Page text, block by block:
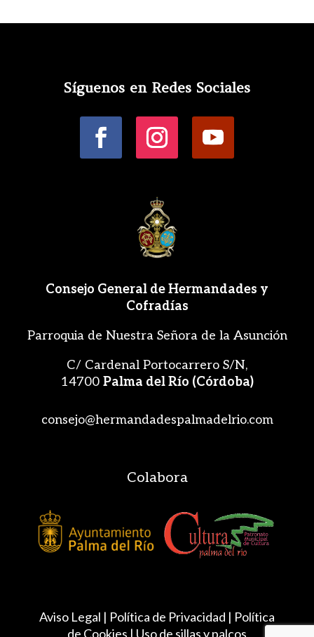
Síguenos en Redes Sociales
Consejo General de Hermandades y
Cofradías
Parroquia de Nuestra Señora de la Asunción
C/ Cardenal Portocarrero S/N,
14700 Palma del Río (Córdoba)
consejo@hermandadespalmadelrio.com
Colabora
Aviso Legal | Política de Privacidad | Política
de Cookies | Uso de sillas y palcos